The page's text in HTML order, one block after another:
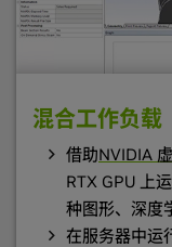
混合工作负载
借助NVIDIA
RTX GPU 上
种图形、深度
在服务器中运